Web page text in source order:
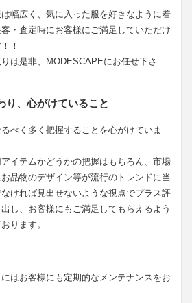
幅広く、気に入った服を好きなように着
・査定時にお客様にご満足していただけ
！
は是非、MODESCAPEにお任せ下さ
り、心がけていること
べく多く把握することを心がけていま
イテムかどうかの把握はもちろん、市場
品物のデザイン等が流行のトレンドに当
ければ見出せないような視点でプラス評
し、お客様にもご満足してもらえるよう
ります。
はお客様にも定期的なメンテナンスをお